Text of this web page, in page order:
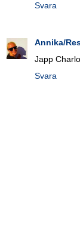
Svara
Annika/
Japp
Svara